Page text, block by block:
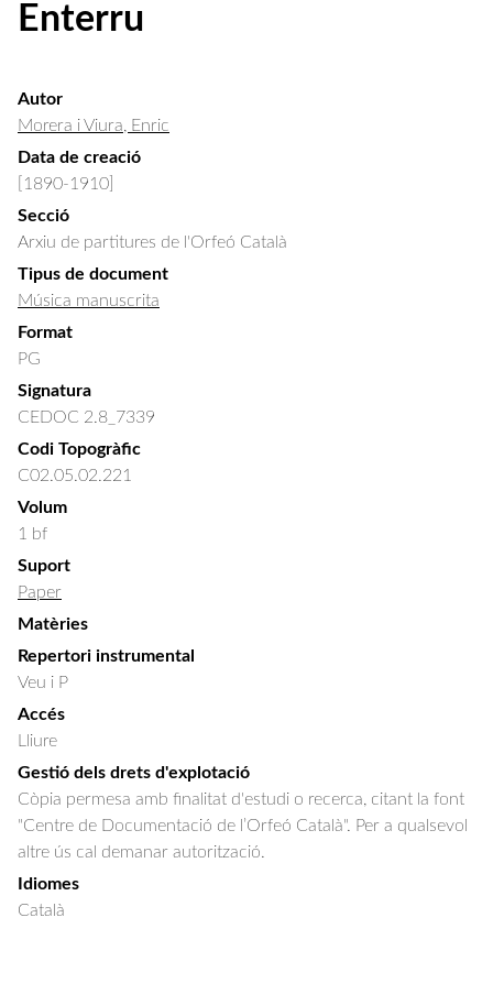
Enterru
Autor
Morera i Viura, Enric
Data de creació
[1890-1910]
Secció
Arxiu de partitures de l'Orfeó Català
Tipus de document
Música manuscrita
Format
PG
Signatura
CEDOC 2.8_7339
Codi Topogràfic
C02.05.02.221
Volum
1 bf
Suport
Paper
Matèries
Repertori instrumental
Veu i P
Accés
Lliure
Gestió dels drets d'explotació
Còpia permesa amb finalitat d'estudi o recerca, citant la font
"Centre de Documentació de l’Orfeó Català". Per a qualsevol
altre ús cal demanar autorització.
Idiomes
Català